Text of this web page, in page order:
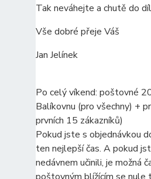
Tak neváhejte a chutě do
Vše dobré přeje Váš
Jan Jelínek
Po celý víkend: poštovné
Balíkovnu (pro všechny) +
prvních 15 zákazníků)
Pokud jste s objednávkou
ten nejlepší čas. A pokud
nedávnem učinili, je možná